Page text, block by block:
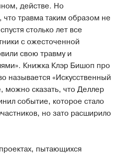
действе. Но
травма таким образом не
столько лет все
с ожесточенной
свою травму и
Книжка Клэр Бишоп про
называется «Искусственный
можно сказать, что Деллер
событие, которое стало
но зато расширило
пытающихся